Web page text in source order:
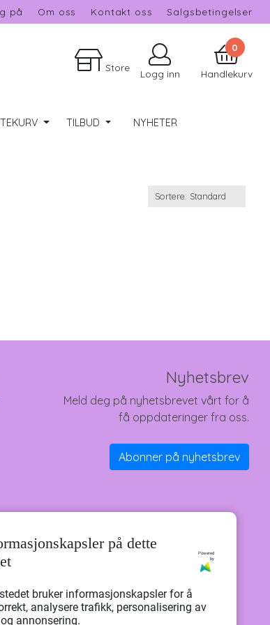
på Om oss Kontakt oss Salgsbetingelser
Store
Logg inn
0
Handlekurv
TILBUD NYHETER
Nyhetsbrev
Meld deg på nyhetsbrevet vårt for å
få oppdateringer fra oss.
Abonner på nyhetsbrev
på dette
Powered
by
bruker informasjonskapsler for å
analysere trafikk, personalisering av
annonsering.